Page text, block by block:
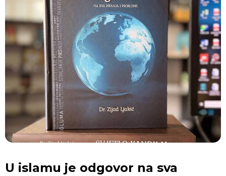
U islamu je odgovor na sva